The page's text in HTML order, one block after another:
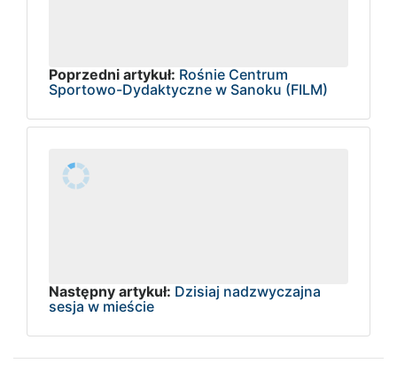
Poprzedni artykuł: Rośnie Centrum
Sportowo-Dydaktyczne w Sanoku (FILM)
Następny artykuł: Dzisiaj nadzwyczajna
sesja w mieście